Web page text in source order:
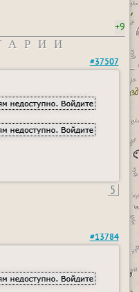
+9
#37507
5
#13784